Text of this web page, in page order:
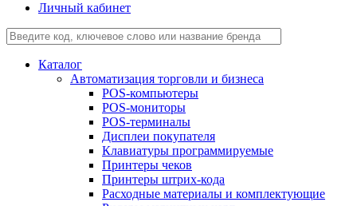
Личный кабинет
Каталог
Автоматизация торговли и бизнеса
POS-компьютеры
POS-мониторы
POS-терминалы
Дисплеи покупателя
Клавиатуры программируемые
Принтеры чеков
Принтеры штрих-кода
Расходные материалы и комплектующие